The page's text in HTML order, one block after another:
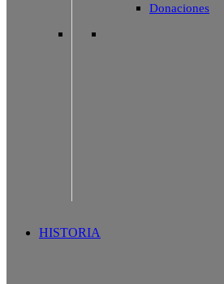
Donaciones
HISTORIA